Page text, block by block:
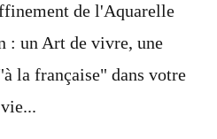
de l'Aquarelle
: un Art de vivre, une
la française" dans votre
vie...